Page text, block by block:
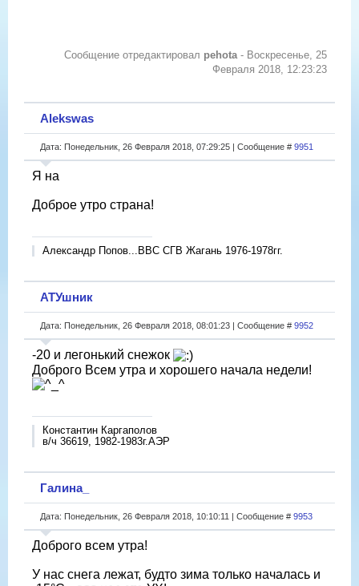
Сообщение отредактировал pehota- Воскресенье, 25
Февраля 2018, 12:23:23
Alekswas
Дата: Понедельник, 26 Февраля 2018, 07:29:25 | Сообщение # 9951
Я на
Доброе утро страна!
Александр Попов...ВВС СГВ Жагань 1976-1978гг.
АТУшник
Дата: Понедельник, 26 Февраля 2018, 08:01:23 | Сообщение # 9952
-20 и легонький снежок
Доброго Всем утра и хорошего начала недели!
Константин Каргаполов
в/ч 36619, 1982-1983г.АЭР
Галина_
Дата: Понедельник, 26 Февраля 2018, 10:10:11 | Сообщение # 9953
Доброго всем утра!
У нас снега лежат, будто зима только началась и